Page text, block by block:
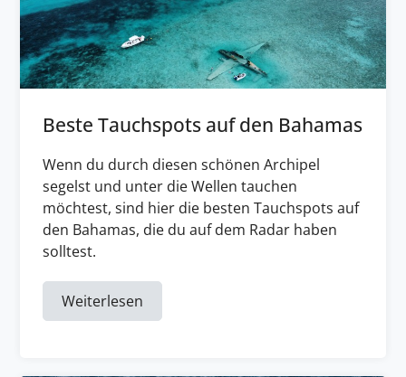
Beste Tauchspots auf den Bahamas
Wenn du durch diesen schönen Archipel
segelst und unter die Wellen tauchen
möchtest, sind hier die besten Tauchspots auf
den Bahamas, die du auf dem Radar haben
solltest.
Weiterlesen